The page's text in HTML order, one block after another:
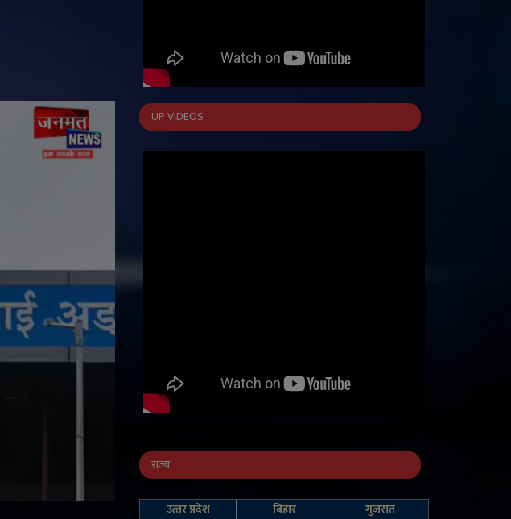
UP VIDEOS
राज्य
उत्‍तर प्रदेश बिहार
गुजरात